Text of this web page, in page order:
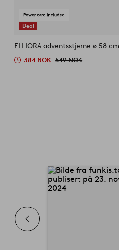
Deal
ELLIORA adventsstjerne ø 58 cm
384 NOK 549 NOK